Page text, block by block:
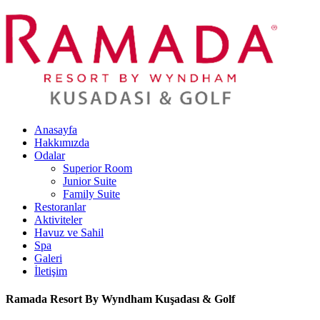
Anasayfa
Hakkımızda
Odalar
Superior Room
Junior Suite
Family Suite
Restoranlar
Aktiviteler
Havuz ve Sahil
Spa
Galeri
İletişim
Ramada Resort By Wyndham Kuşadası & Golf